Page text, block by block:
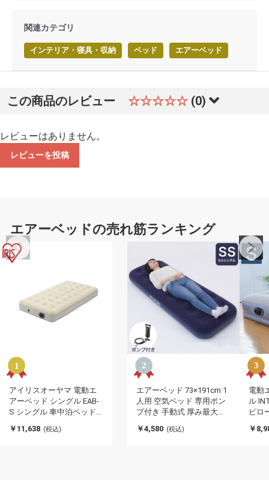
関連カテゴリ
インテリア・寝具・収納 ベッド エアーベッド
この商品のレビュー ☆☆☆☆☆ (0)
レビューはありません。
レビューを投稿
エアーベッドの売れ筋ランキング
アイリスオーヤマ 電動エ
アーベッド シングル EAB-
S シングル 車中泊ベッド
難所 コンパクト 収納 IRIS
￥11,638 (税込)
エアーベッド 73×191cm 1
人用 空気ベッド 専用ポン
プ付き 手動式 厚み最大
ト 収納 車中泊 防災用 アウ
￥4,580 (税込)
電動
ル
ピロ
ニッ
￥